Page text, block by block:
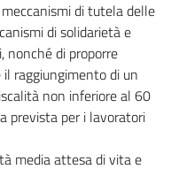
di tutela delle
di solidarietà e
nonché di proporre
raggiungimento di un
non inferiore al 60
prevista per i lavoratori
media attesa di vita e